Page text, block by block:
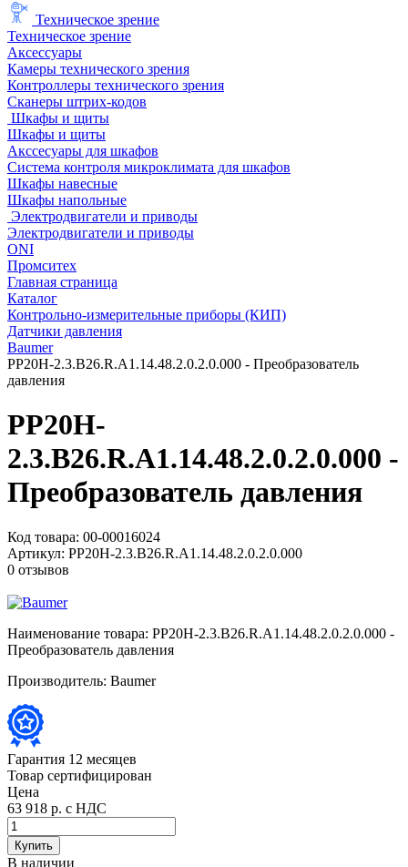
Техническое зрение
Техническое зрение
Аксессуары
Камеры технического зрения
Контроллеры технического зрения
Сканеры штрих-кодов
Шкафы и щиты
Шкафы и щиты
Акссесуары для шкафов
Система контроля микроклимата для шкафов
Шкафы навесные
Шкафы напольные
Электродвигатели и приводы
Электродвигатели и приводы
ONI
Промситех
Главная страница
Каталог
Контрольно-измерительные приборы (КИП)
Датчики давления
Baumer
PP20H-2.3.B26.R.A1.14.48.2.0.2.0.000 - Преобразователь
давления
PP20H-
2.3.B26.R.A1.14.48.2.0.2.0.000 -
Преобразователь давления
Код товара: 00-00016024
Артикул: PP20H-2.3.B26.R.A1.14.48.2.0.2.0.000
0 отзывов
Наименование товара: PP20H-2.3.B26.R.A1.14.48.2.0.2.0.000 -
Преобразователь давления
Производитель: Baumer
Гарантия 12 месяцев
Товар сертифицирован
Цена
63 918 р. с НДС
Купить
В наличии